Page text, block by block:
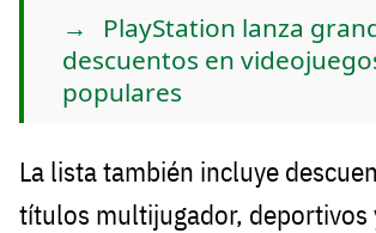
PlayStation lanza
descuentos en
populares
La lista también incluye
títulos multijugador, deportivos